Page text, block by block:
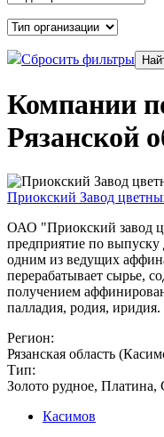
Сбросить фильтры
Компании
Рязанской
Приокский Завод
ОАО "Приокский завод
предприятие по выпуску
одним из ведущих
перерабатывает сырье,
получением
палладия, родия, иридия.
Регион:
Рязанская область
Тип:
Золото рудное, Платина,
Касимов